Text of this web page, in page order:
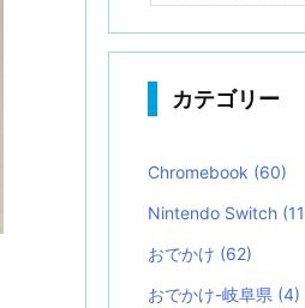
カテゴリー
Chromebook (60)
Nintendo Switch
おでかけ (62)
おでかけ-岐阜県 (4)